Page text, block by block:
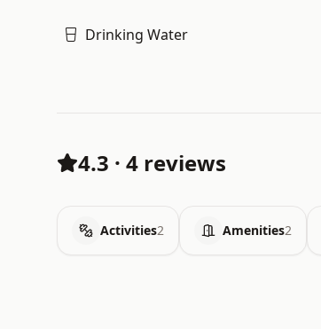
Drinking Water
4.3 · 4 reviews
Activities2 Amenities2